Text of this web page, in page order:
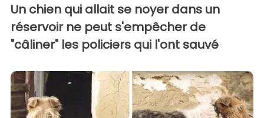
Un chien qui allait se noyer dans un
réservoir ne peut s'empêcher de
"câliner" les policiers qui l'ont sauvé